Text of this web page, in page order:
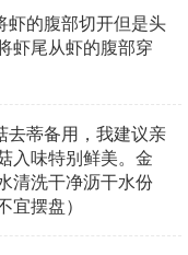
虾的腹部切开但是头
虾尾从虾的腹部穿
去蒂备用，我建议亲
入味特别鲜美。金
清洗干净沥干水份
宜摆盘）